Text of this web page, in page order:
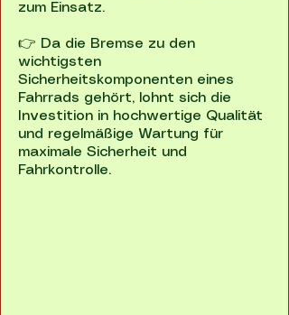
zum Einsatz.
👉 Da die Bremse zu den
wichtigsten
Sicherheitskomponenten eines
Fahrrads gehört, lohnt sich die
Investition in hochwertige Qualität
und regelmäßige Wartung für
maximale Sicherheit und
Fahrkontrolle.